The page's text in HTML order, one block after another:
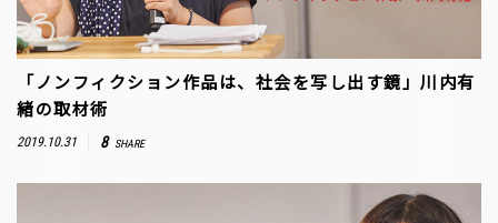
「ノンフィクション作品は、社会を写し出す鏡」川内有
緒の取材術
2019.10.31 8 SHARE